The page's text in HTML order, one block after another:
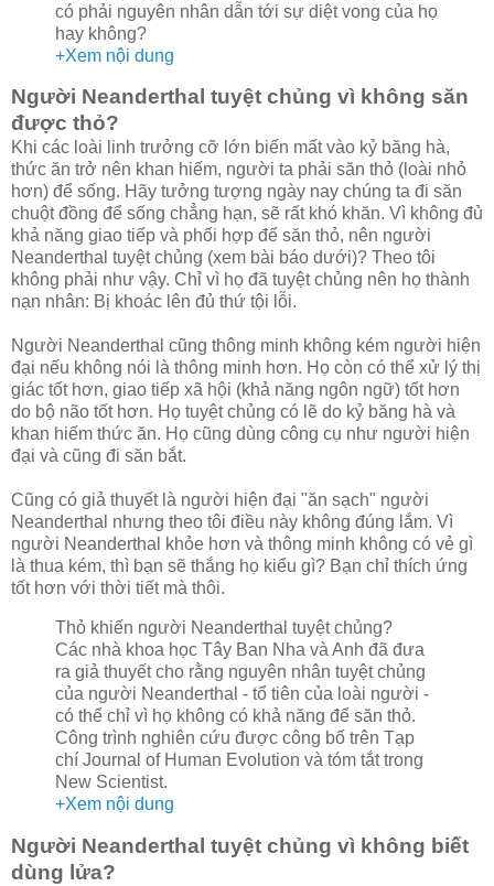
có phải nguyên nhân dẫn tới sự diệt vong của họ
hay không?
+Xem nội dung
Người Neanderthal tuyệt chủng vì không săn
được thỏ?
Khi các loài linh trưởng cỡ lớn biến mất vào kỷ băng hà,
thức ăn trở nên khan hiếm, người ta phải săn thỏ (loài nhỏ
hơn) để sống. Hãy tưởng tượng ngày nay chúng ta đi săn
chuột đồng để sống chẳng hạn, sẽ rất khó khăn. Vì không đủ
khả năng giao tiếp và phối hợp để săn thỏ, nên người
Neanderthal tuyệt chủng (xem bài báo dưới)? Theo tôi
không phải như vậy. Chỉ vì họ đã tuyệt chủng nên họ thành
nạn nhân: Bị khoác lên đủ thứ tội lỗi.
Người Neanderthal cũng thông minh không kém người hiện
đại nếu không nói là thông minh hơn. Họ còn có thể xử lý thị
giác tốt hơn, giao tiếp xã hội (khả năng ngôn ngữ) tốt hơn
do bộ não tốt hơn. Họ tuyệt chủng có lẽ do kỷ băng hà và
khan hiếm thức ăn. Họ cũng dùng công cụ như người hiện
đại và cũng đi săn bắt.
Cũng có giả thuyết là người hiện đại "ăn sạch" người
Neanderthal nhưng theo tôi điều này không đúng lắm. Vì
người Neanderthal khỏe hơn và thông minh không có vẻ gì
là thua kém, thì bạn sẽ thắng họ kiểu gì? Bạn chỉ thích ứng
tốt hơn với thời tiết mà thôi.
Thỏ khiến người Neanderthal tuyệt chủng?
Các nhà khoa học Tây Ban Nha và Anh đã đưa
ra giả thuyết cho rằng nguyên nhân tuyệt chủng
của người Neanderthal - tổ tiên của loài người -
có thể chỉ vì họ không có khả năng để săn thỏ.
Công trình nghiên cứu được công bố trên Tạp
chí Journal of Human Evolution và tóm tắt trong
New Scientist.
+Xem nội dung
Người Neanderthal tuyệt chủng vì không biết
dùng lửa?